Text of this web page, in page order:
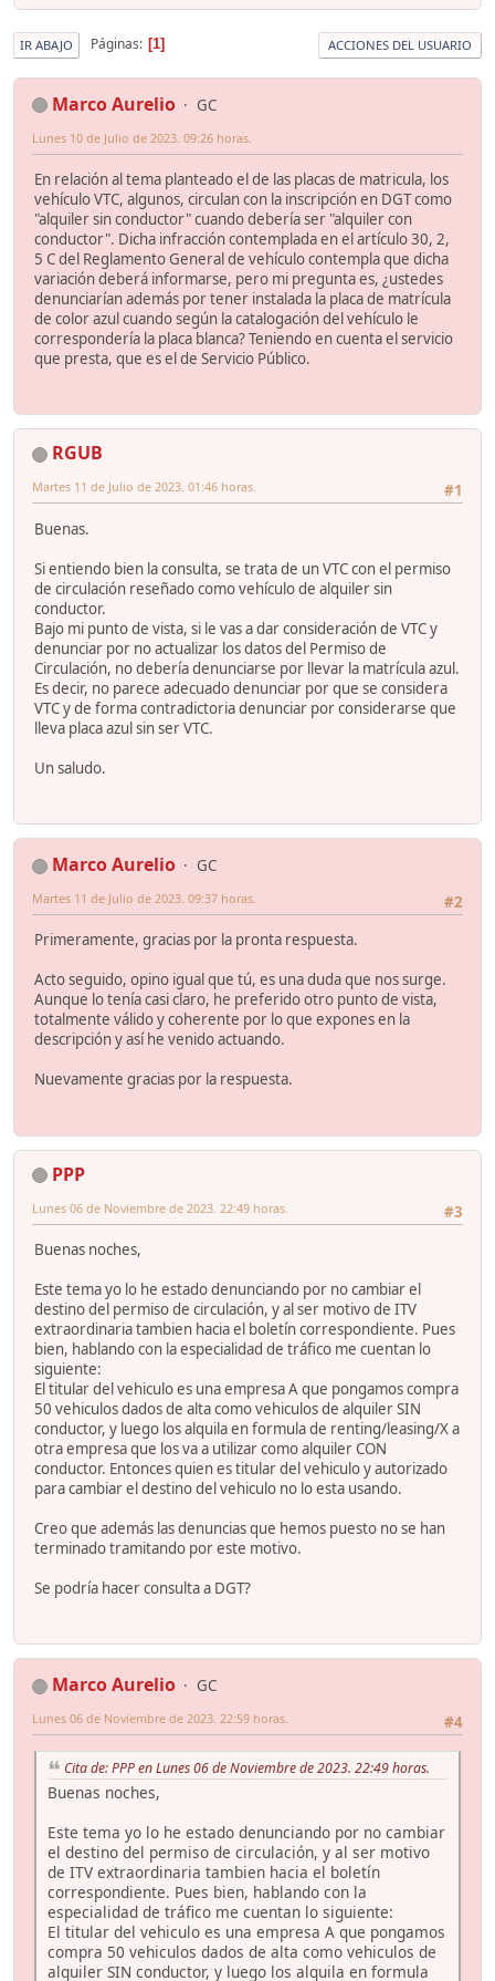
IR ABAJO Páginas 1 ACCIONES DEL USUARIO
Marco Aurelio GC
Lunes 10 de Julio de 2023. 09:26 horas.
En relación al tema planteado el de las placas de matricula, los
vehículo VTC, algunos, circulan con la inscripción en DGT como
"alquiler sin conductor" cuando debería ser "alquiler con
conductor". Dicha infracción contemplada en el artículo 30, 2,
5 C del Reglamento General de vehículo contempla que dicha
variación deberá informarse, pero mi pregunta es, ¿ustedes
denunciarían además por tener instalada la placa de matrícula
de color azul cuando según la catalogación del vehículo le
correspondería la placa blanca? Teniendo en cuenta el servicio
que presta, que es el de Servicio Público.
RGUB
#1
Martes 11 de Julio de 2023. 01:46 horas.
Buenas.
Si entiendo bien la consulta, se trata de un VTC con el permiso
de circulación reseñado como vehículo de alquiler sin
conductor.
Bajo mi punto de vista, si le vas a dar consideración de VTC y
denunciar por no actualizar los datos del Permiso de
Circulación, no debería denunciarse por llevar la matrícula azul.
Es decir, no parece adecuado denunciar por que se considera
VTC y de forma contradictoria denunciar por considerarse que
lleva placa azul sin ser VTC.
Un saludo.
Marco Aurelio
GC
#2
Martes 11 de Julio de 2023. 09:37 horas.
Primeramente, gracias por la pronta respuesta.
Acto seguido, opino igual que tú, es una duda que nos surge.
Aunque lo tenía casi claro, he preferido otro punto de vista,
totalmente válido y coherente por lo que expones en la
descripción y así he venido actuando.
Nuevamente gracias por la respuesta.
PPP
#3
Lunes 06 de Noviembre de 2023. 22:49 horas.
Buenas noches,
Este tema yo lo he estado denunciando por no cambiar el
destino del permiso de circulación, y al ser motivo de ITV
extraordinaria tambien hacia el boletín correspondiente. Pues
bien, hablando con la especialidad de tráfico me cuentan lo
siguiente:
El titular del vehiculo es una empresa A que pongamos compra
50 vehiculos dados de alta como vehiculos de alquiler SIN
conductor, y luego los alquila en formula de renting/leasing/X a
otra empresa que los va a utilizar como alquiler CON
conductor. Entonces quien es titular del vehiculo y autorizado
para cambiar el destino del vehiculo no lo esta usando.
Creo que además las denuncias que hemos puesto no se han
terminado tramitando por este motivo.
Se podría hacer consulta a DGT?
Marco Aurelio
GC
#4
Lunes 06 de Noviembre de 2023. 22:59 horas.
Cita de: PPP en Lunes 06 de Noviembre de 2023. 22:49 horas.
Buenas noches,
Este tema yo lo he estado denunciando por no cambiar
el destino del permiso de circulación, y al ser motivo
de ITV extraordinaria tambien hacia el boletín
correspondiente. Pues bien, hablando con la
especialidad de tráfico me cuentan lo siguiente:
El titular del vehiculo es una empresa A que pongamos
compra 50 vehiculos dados de alta como vehiculos de
alquiler SIN conductor, y luego los alquila en formula